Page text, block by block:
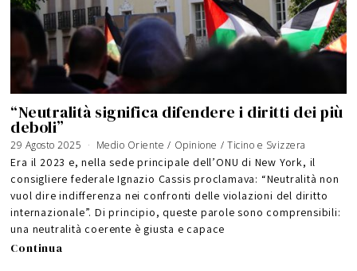
“Neutralità significa difendere i diritti dei più
deboli”
29 Agosto 2025
g
o
s
t
o
2
0
2
6
Medio Oriente / Opinione / Ticino e Svizzera
Era il 2023 e, nella sede principale dell’ONU di New York, il
consigliere federale Ignazio Cassis proclamava: “Neutralità non
vuol dire indifferenza nei confronti delle violazioni del diritto
internazionale”. Di principio, queste parole sono comprensibili:
una neutralità coerente è giusta e capace
Continua